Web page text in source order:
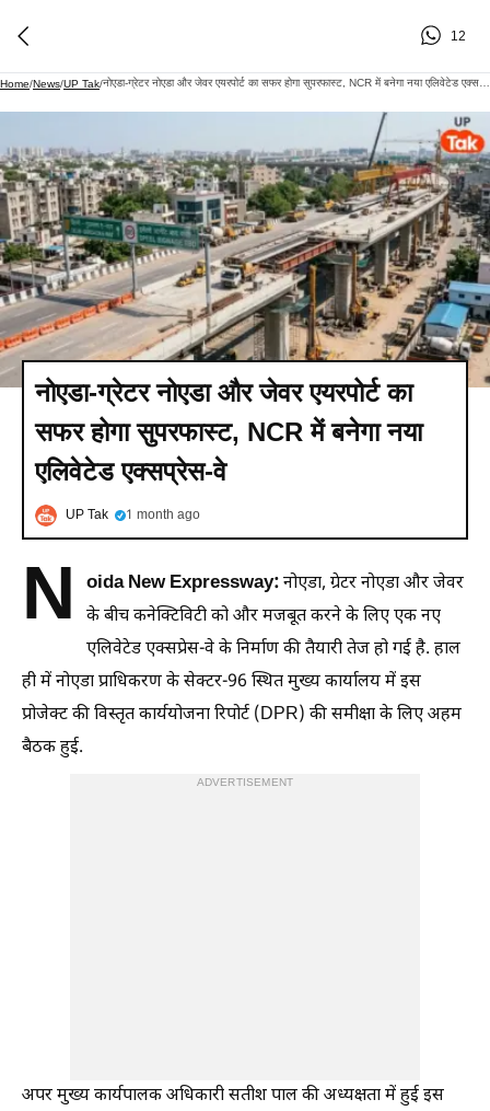
12
Home/News/UP Tak/
नोएडा-ग्रेटर नोएडा और जेवर एयरपोर्ट का
सफर होगा सुपरफास्ट, NCR में बनेगा नया
एलिवेटेड एक्सप्रेस-वे
UP Tak 1 month ago
N oida New Expressway:नोएडा, ग्रेटर नोएडा और जेवर
के बीच कनेक्टिविटी को और मजबूत करने के लिए एक नए
एलिवेटेड एक्सप्रेस-वे के निर्माण की तैयारी तेज हो गई है. हाल
ही में नोएडा प्राधिकरण के सेक्टर-96 स्थित मुख्य कार्यालय में इस
प्रोजेक्ट की विस्तृत कार्ययोजना रिपोर्ट (DPR) की समीक्षा के लिए अहम
बैठक हुई.
ADVERTISEMENT
अपर मुख्य कार्यपालक अधिकारी सतीश पाल की अध्यक्षता में हुई इस